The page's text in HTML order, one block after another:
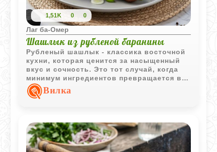
1,51K 0 0
Лаг ба-Омер
Шашлык из рубленой баранины
Рубленый шашлык - классика восточной
кухни, которая ценится за насыщенный
вкус и сочность. Это тот случай, когда
минимум ингредиентов превращается в
максимум вкуса. В отличие от
традиционных кусочков мяса, рубленая
получается особенно ароматным и
нежным.
Вилка